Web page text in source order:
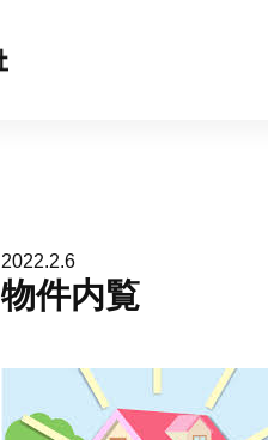
2022.2.6
物件内覧